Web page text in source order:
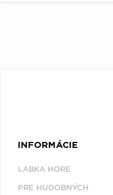
INFORMÁCIE
LABKA HORE
PRE HUDOBNÝCH